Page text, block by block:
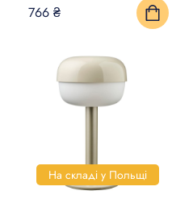
766 ₴
На складі у Польщі